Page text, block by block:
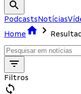
PodcastsNotícias
Home
Filtros